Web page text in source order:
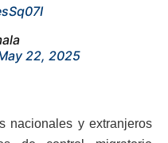
22, 2025
nacionales y extranjeros